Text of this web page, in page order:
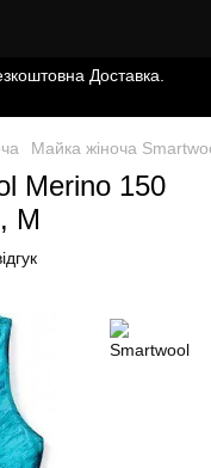
Доставка.
Майка жіноча
Merino 150
M